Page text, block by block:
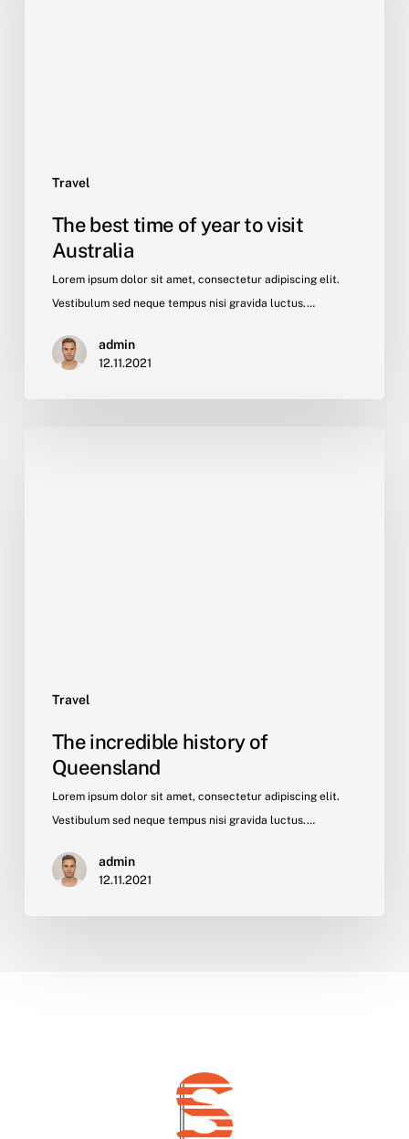
Travel
The best time of year to visit
Australia
Lorem ipsum dolor sit amet, consectetur adipiscing elit.
Vestibulum sed neque tempus nisi gravida luctus.…
admin
12.11.2021
Travel
The incredible history of
Queensland
Lorem ipsum dolor sit amet, consectetur adipiscing elit.
Vestibulum sed neque tempus nisi gravida luctus.…
admin
12.11.2021